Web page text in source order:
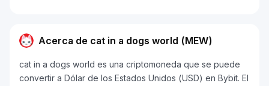
Acerca de cat in a dogs world (MEW)
cat in a dogs world es una criptomoneda que se puede
convertir a Dólar de los Estados Unidos (USD) en Bybit. El